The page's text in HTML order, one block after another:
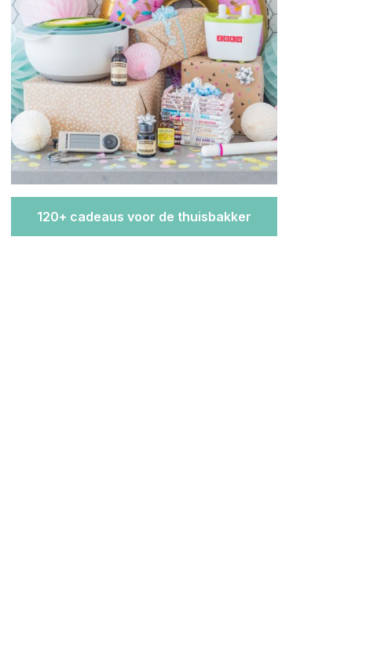
120+ cadeaus voor de thuisbakker